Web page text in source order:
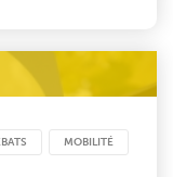
MOBILITÉ